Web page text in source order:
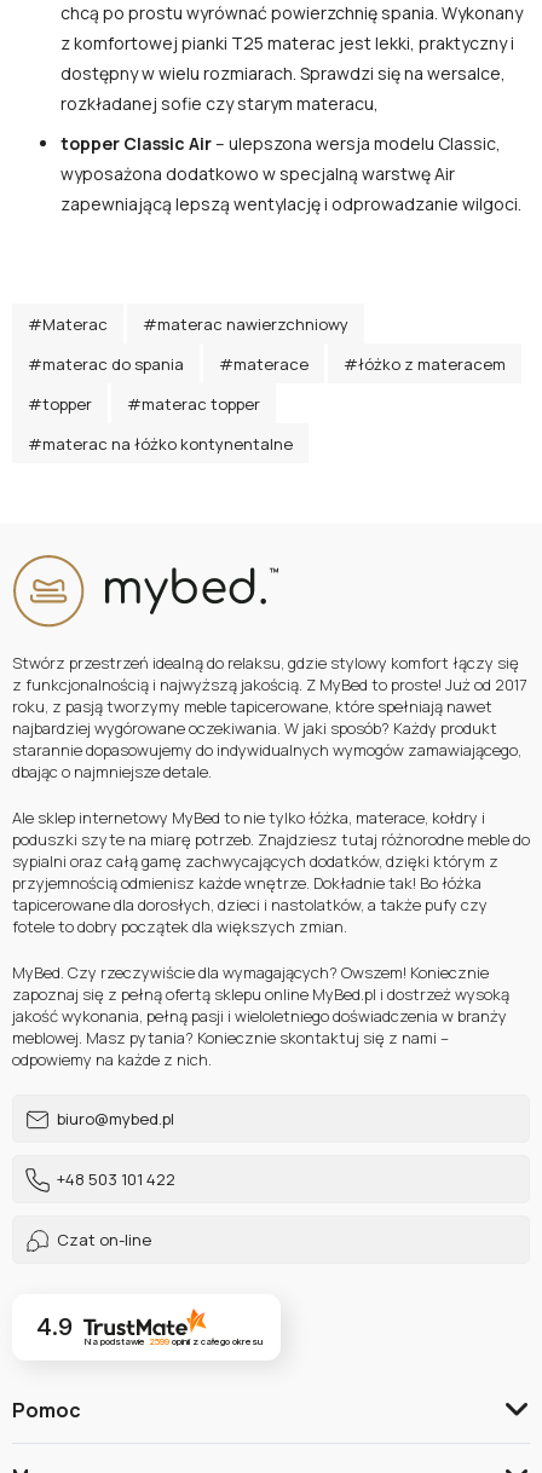
chcą po prostu wyrównać powierzchnię spania. Wykonany
z komfortowej pianki T25 materac jest lekki, praktyczny i
dostępny w wielu rozmiarach. Sprawdzi się na wersalce,
rozkładanej sofie czy starym materacu,
topper Classic Air– ulepszona wersja modelu Classic,
wyposażona dodatkowo w specjalną warstwę Air
zapewniającą lepszą wentylację i odprowadzanie wilgoci.
#Materac
#materac nawierzchniowy
#materac do spania
#materace
#łóżko z materacem
#topper
#materac topper
#materac na łóżko kontynentalne
Stwórz przestrzeń idealną do relaksu, gdzie stylowy komfort łączy się
z funkcjonalnością i najwyższą jakością. Z MyBed to proste! Już od 2017
roku, z pasją tworzymy meble tapicerowane, które spełniają nawet
najbardziej wygórowane oczekiwania. W jaki sposób? Każdy produkt
starannie dopasowujemy do indywidualnych wymogów zamawiającego,
dbając o najmniejsze detale.
Ale sklep internetowy MyBed to nie tylko łóżka, materace, kołdry i
poduszki szyte na miarę potrzeb. Znajdziesz tutaj różnorodne meble do
sypialni oraz całą gamę zachwycających dodatków, dzięki którym z
przyjemnością odmienisz każde wnętrze. Dokładnie tak! Bo łóżka
tapicerowane dla dorosłych, dzieci i nastolatków, a także pufy czy
fotele to dobry początek dla większych zmian.
MyBed. Czy rzeczywiście dla wymagających? Owszem! Koniecznie
zapoznaj się z pełną ofertą sklepu online MyBed.pl i dostrzeż wysoką
jakość wykonania, pełną pasji i wieloletniego doświadczenia w branży
meblowej. Masz pytania? Koniecznie skontaktuj się z nami –
odpowiemy na każde z nich.
biuro@mybed.pl
+48 503 101 422
Czat on-line
4.9
Na podstawie 2599opinii z całego okresu
Pomoc